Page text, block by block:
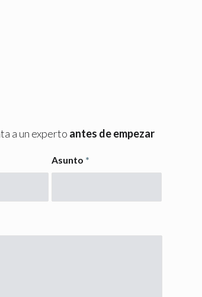
a un experto antes de empezar
Asunto *